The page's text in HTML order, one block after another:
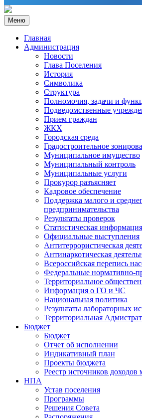
Меню
Главная
Администрация
Новости
Глава Поселения
История
Символика
Структура
Полномочия, задачи и
Подведомственные
Прием граждан
ЖКХ
Городская среда
Градостроительное
Муниципальное имущество
Муниципальный контроль
Муниципальные услуги
Прокурор разъясняет
Кадровое обеспечение
Поддержка малого и
предпринимательства
Результаты проверок
Статистическая информация
Официальные выступления
Антитеррористическая
Антинаркотическая
Всероссийская перепись
Федеральные нормативно-
Территориальное
Информация о ГО и ЧС
Национальная политика
Результаты лабораторных
Территориальная
Бюджет
Бюджет
Отчет об исполнении
Индикативный план
Проекты бюджета
Реестр источников доходов
НПА
Устав поселения
Программы
Решения Совета